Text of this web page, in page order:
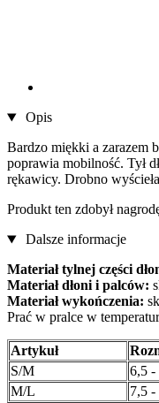
Opis
Bardzo miękki a zarazem
poprawia mobilność. Tył
rękawicy. Drobno
Produkt ten zdobył
Dalsze informacje
Materiał tylnej części
Materiał dłoni i palców:
Materiał wykończenia:
Prać w pralce w
Artykuł
S/M
6,5 -
M/L
7,5 -